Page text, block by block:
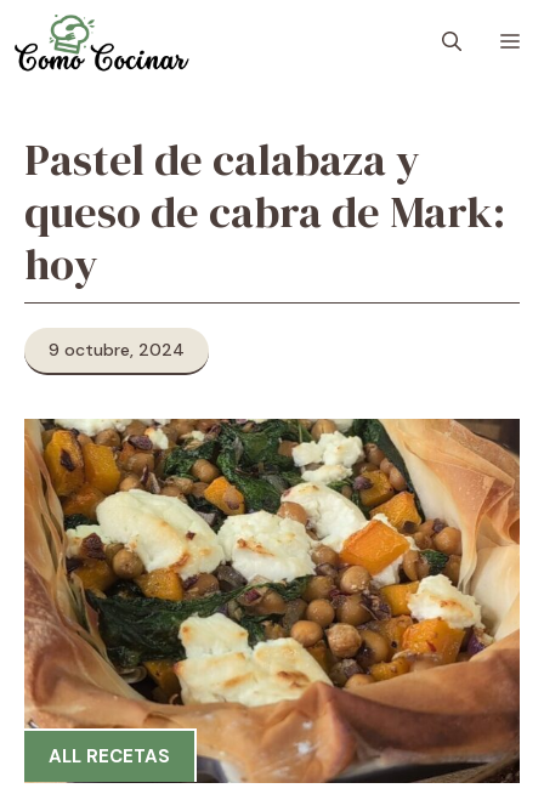
to
content
Pastel de calabaza y
queso de cabra de Mark:
hoy
9 octubre, 2024
ALL RECETAS